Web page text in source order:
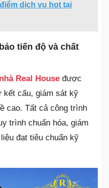
dịch vụ hot tại
tiến độ và chất
Real House được
kết cấu, giám sát kỹ
cao. Tất cả công trình
trình chuẩn hóa, giám
đạt tiêu chuẩn kỹ